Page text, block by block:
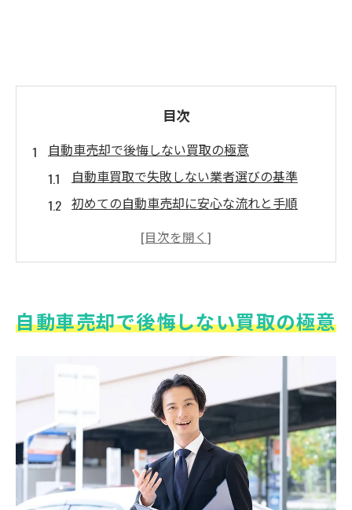
目次
自動車売却で後悔しない買取の極意
自動車買取で失敗しない業者選びの基準
初めての自動車売却に安心な流れと手順
自動車買取で後悔しないチェックポイント
高額査定へ導く自動車買取のコツ
自動車買取で高額査定を狙うための準備法
査定額アップを実現する自動車売却の工夫
自動車買取相場表を活用した賢い交渉術
一括査定で高額自動車買取を叶えるポイン
ト
自動車売却で査定額を比較する重要性
自動車買取で重視したいポイント集
自動車売却で後悔しない買取の極意